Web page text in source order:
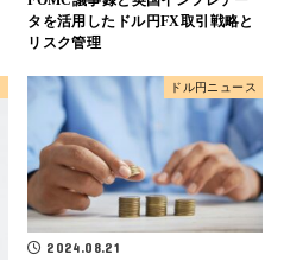
タを活用したドル円FX取引戦略と
リスク管理
ドル円ニュース
2024.08.21